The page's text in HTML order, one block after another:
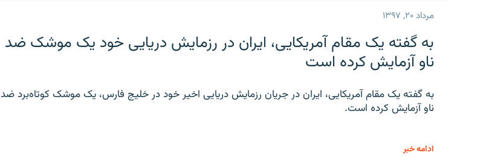
مرداد ۲۰, ۱۳۹۷
به گفته یک مقام آمریکایی، ایران در رزمایش دریایی خود یک موشک ضد
ناو آزمایش کرده است
به گفته یک مقام آمریکایی، ایران در جریان رزمایش دریایی اخیر خود در خلیج فارس، یک موشک کوتاه‌برد ضد
ناو آزمایش کرده است.
ادامه خبر